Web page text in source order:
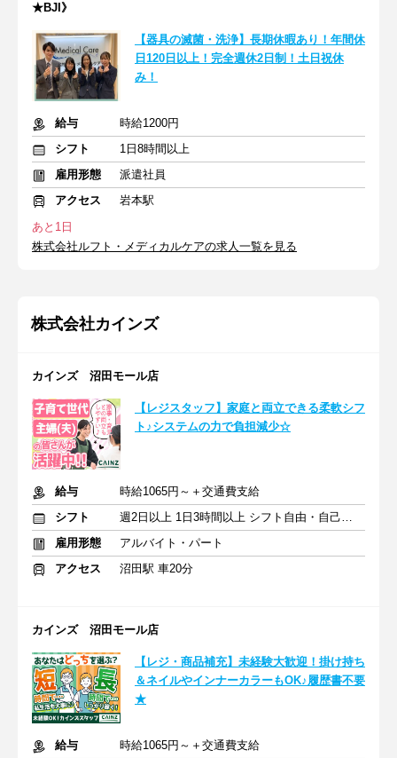
★BJI》
【器具の滅菌・洗浄】長期休暇あり！年間休
日120日以上！完全週休2日制！土日祝休
み！
給与
時給1200円
シフト
1日8時間以上
雇用形態
派遣社員
アクセス
岩本駅
あと1日
株式会社ルフト・メディカルケアの求人一覧を見る
株式会社カインズ
カインズ 沼田モール店
【レジスタッフ】家庭と両立できる柔軟シフ
ト♪システムの力で負担減少☆
給与
時給1065円～＋交通費支給
シフト
週2日以上 1日3時間以上 シフト自由・自己申告
雇用形態
アルバイト・パート
アクセス
沼田駅 車20分
カインズ 沼田モール店
【レジ・商品補充】未経験大歓迎！掛け持ち
＆ネイルやインナーカラーもOK♪履歴書不要
★
給与
時給1065円～＋交通費支給